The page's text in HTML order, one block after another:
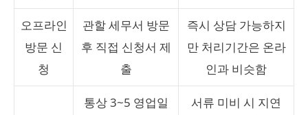
오프라인
방문 신
청
관할 세무서 방문
후 직접 신청서 제
출
즉시 상담 가능하지
만 처리기간은 온라
인과 비슷함
통상 3~5 영업일
서류 미비 시 지연